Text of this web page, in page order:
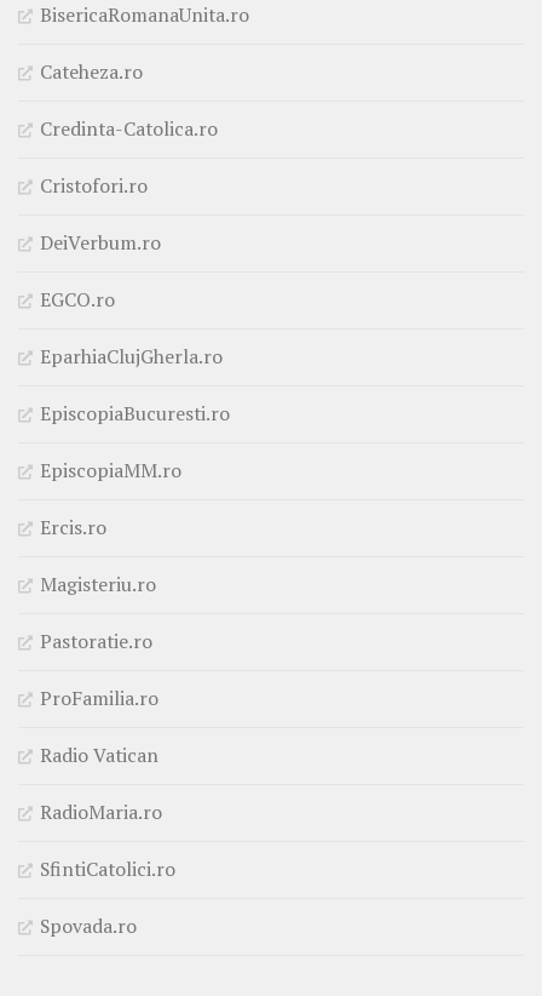
BisericaRomanaUnita.ro
Cateheza.ro
Credinta-Catolica.ro
Cristofori.ro
DeiVerbum.ro
EGCO.ro
EparhiaClujGherla.ro
EpiscopiaBucuresti.ro
EpiscopiaMM.ro
Ercis.ro
Magisteriu.ro
Pastoratie.ro
ProFamilia.ro
Radio Vatican
RadioMaria.ro
SfintiCatolici.ro
Spovada.ro